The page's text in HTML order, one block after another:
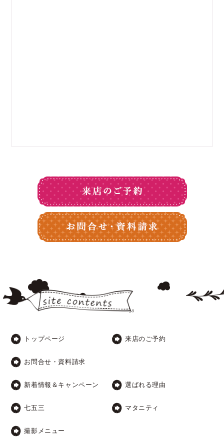
トップページ 来店のご予約
お問合せ・資料請求
新着情報＆キャンペーン 選ばれる理由
七五三 マタニティ
撮影メニュー